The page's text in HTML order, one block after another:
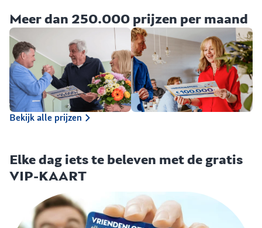
Meer dan 250.000 prijzen per maand
Bekijk alle prijzen
Elke dag iets te beleven met de gratis
VIP-KAART